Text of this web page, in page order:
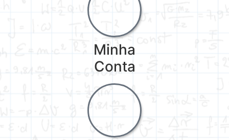
Minha
Conta